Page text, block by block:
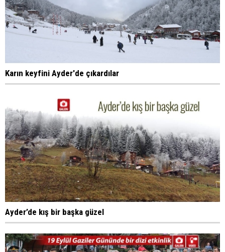
Karın keyfini Ayder'de çıkardılar
Ayder’de kış bir başka güzel